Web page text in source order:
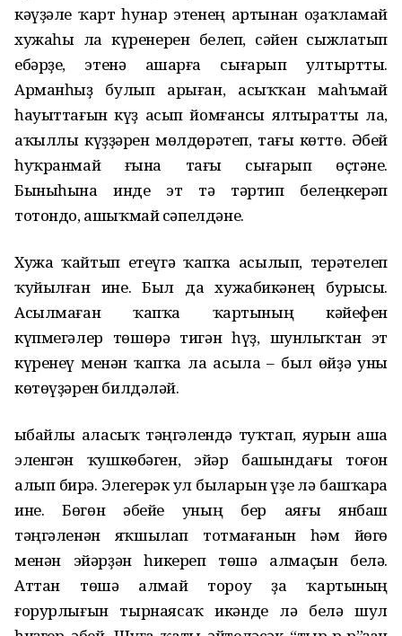
кәүҙәле ҡарт һунар этенең артынан оҙаҡламай
хужаһы ла күренерен белеп, сәйен сыжлатып
ебәрҙе, этенә ашарға сығарып ултыртты.
Арманһыҙ булып арыған, асыҡҡан маһъмай
һауыттағын күҙ асып йомғансы ялтыратты ла,
аҡыллы күҙҙәрен мөлдөрәтеп, тағы көттө. Әбей
һуҡранмай ғына тағы сығарып өҫтәне.
Быныһына инде эт тә тәртип белеңкерәп
тотондо, ашыҡмай сәпелдәне.
Хужа ҡайтып етеүгә ҡапҡа асылып, терәтелеп
ҡуйылған ине. Был да хужабикәнең бурысы.
Асылмаған ҡапҡа ҡартының кәйефен
күпмегәлер төшөрә тигән һүҙ, шунлыҡтан эт
күренеү менән ҡапҡа ла асыла – был өйҙә уны
көтөүҙәрен билдәләй.
Һыбайлы аласыҡ тәңгәлендә туҡтап, яурын аша
эленгән ҡушкөбәген, эйәр башындағы тоғон
алып бирә. Элегерәк ул быларын үҙе лә башҡара
ине. Бөгөн әбейе уның бер аяғы янбаш
тәңгәленән яҡшылап тотмағанын һәм йөгө
менән эйәрҙән һикереп төшә алмаҫын белә.
Аттан төшә алмай тороу ҙа ҡартының
ғорурлығын тырнаясаҡ икәнде лә белә шул